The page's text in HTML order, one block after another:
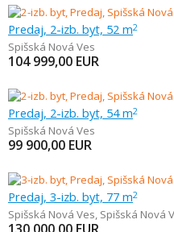
Predaj, 2-izb. byt, 52 m2
Spišská Nová Ves
104 999,00 EUR
Predaj, 2-izb. byt, 54 m2
Spišská Nová Ves
99 900,00 EUR
Predaj, 3-izb. byt, 77 m2
Spišská Nová Ves, Spišská Nová